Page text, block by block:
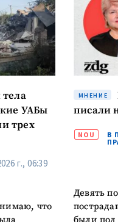
тела
УАБы
трех
г., 06:39
что
МНЕНИЕ
писали
NOU
В
Девять
были под